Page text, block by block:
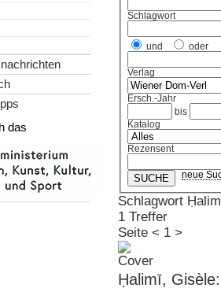
Schlagwort
und oder
Verlag
Ersch.-Jahr
bis
Katalog
Rezensent
neue
Schlagwort
1 Treffer
Seite < 1 >
Ḥalimī,
das